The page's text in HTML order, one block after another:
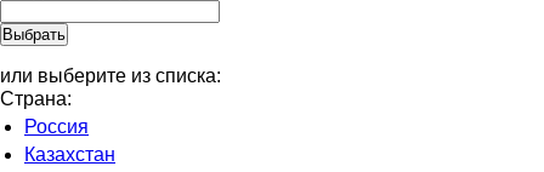
или выберите из списка:
Страна:
Россия
Казахстан